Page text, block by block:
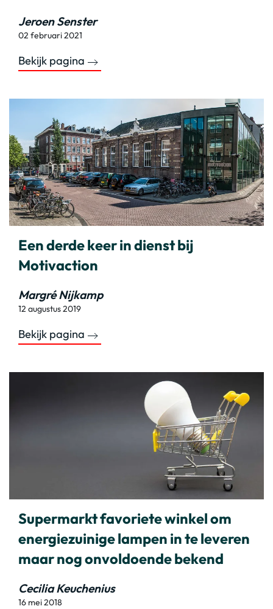
Jeroen Senster
02 februari 2021
Bekijk pagina
Een derde keer in dienst bij
Motivaction
Margré Nijkamp
12 augustus 2019
Bekijk pagina
Supermarkt favoriete winkel om
energiezuinige lampen in te leveren
maar nog onvoldoende bekend
Cecilia Keuchenius
16 mei 2018